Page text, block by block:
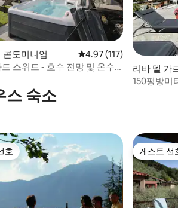
132개
도미니엄 평점 4.97점(5점 만점), 후
4.97 (117)
스위트 - 호수 전망 및 온수
리바 델 가
a)의 콘도
150평방미
스 숙소
선호
호 게스트 선
게스트 선